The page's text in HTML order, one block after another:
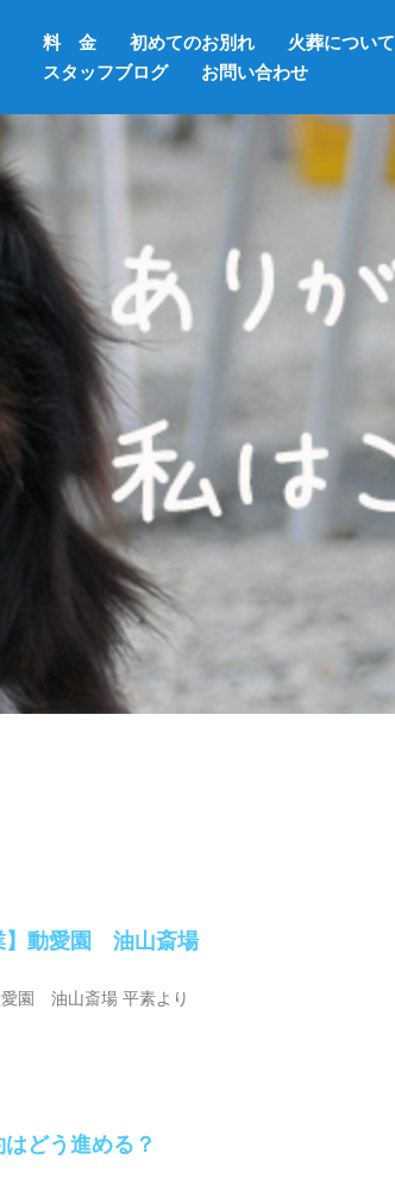
料 金 初めてのお別れ 火葬について
スタッフブログ
お問い合わせ
】動愛園 油山斎場
愛園 油山斎場 平素より
どう進める？